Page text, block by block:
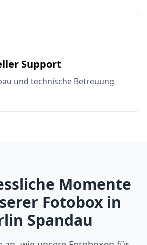
Support
und technische Betreuung
Momente
Fotobox in
Spandau